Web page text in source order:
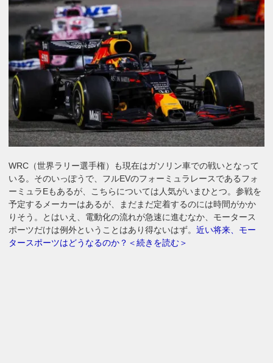
WRC（世界ラリー選手権）も現在はガソリン車での戦いとなって
いる。そのいっぽうで、フルEVのフォーミュラレースであるフォ
ーミュラEもあるが、こちらについては人気がいまひとつ。参戦を
予定するメーカーはあるが、まだまだ定着するのには時間がかか
りそう。とはいえ、電動化の流れが急速に進むなか、モータース
ポーツだけは例外ということはあり得ないはず。近い将来、モー
タースポーツはどうなるのか？＜続きを読む＞